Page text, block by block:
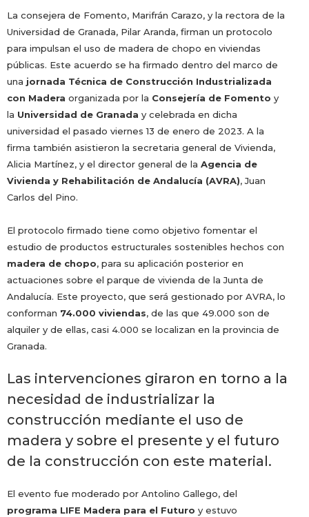
La consejera de Fomento, Marifrán Carazo, y la rectora de la
Universidad de Granada, Pilar Aranda, firman un protocolo
para impulsan el uso de madera de chopo en viviendas
públicas. Este acuerdo se ha firmado dentro del marco de
una jornada Técnica de Construcción Industrializada
con Madera organizada por la Consejería de Fomento y
la Universidad de Granada y celebrada en dicha
universidad el pasado viernes 13 de enero de 2023. A la
firma también asistieron la secretaria general de Vivienda,
Alicia Martínez, y el director general de la Agencia de
Vivienda y Rehabilitación de Andalucía (AVRA), Juan
Carlos del Pino.
El protocolo firmado tiene como objetivo fomentar el
estudio de productos estructurales sostenibles hechos con
madera de chopo, para su aplicación posterior en
actuaciones sobre el parque de vivienda de la Junta de
Andalucía. Este proyecto, que será gestionado por AVRA, lo
conforman 74.000 viviendas, de las que 49.000 son de
alquiler y de ellas, casi 4.000 se localizan en la provincia de
Granada.
Las intervenciones giraron en torno a la
necesidad de industrializar la
construcción mediante el uso de
madera y sobre el presente y el futuro
de la construcción con este material.
El evento fue moderado por Antolino Gallego, del
programa LIFE Madera para el Futuro y estuvo